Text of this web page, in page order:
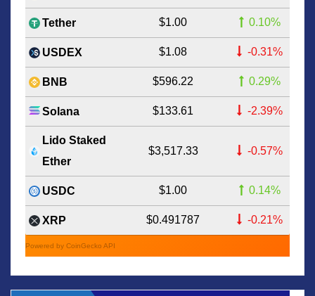
Tether $1.00 0.10%
USDEX $1.08 -0.31%
BNB $596.22 0.29%
Solana $133.61 -2.39%
Lido Staked
Ether
$3,517.33 -0.57%
USDC $1.00 0.14%
XRP $0.491787 -0.21%
Powered by CoinGecko API